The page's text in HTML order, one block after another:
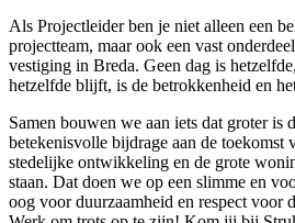
Als Projectleider ben je niet alleen een
projectteam, maar ook een vast
vestiging in Breda. Geen dag is
hetzelfde blijft, is de betrokkenheid en
Samen bouwen we aan iets dat groter is
betekenisvolle bijdrage aan de toekomst
stedelijke ontwikkeling en de grote
staan. Dat doen we op een slimme en
oog voor duurzaamheid en respect voor